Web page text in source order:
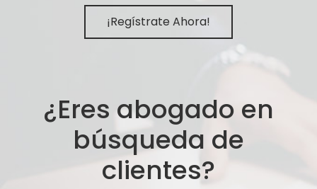
¡Regístrate Ahora!
¿Eres abogado en
búsqueda de
clientes?